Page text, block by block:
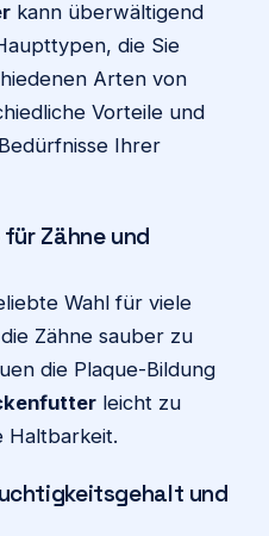
kann überwältigend
die Sie
Arten von
Vorteile und
Ihrer
Zähne und
Wahl für viele
Zähne sauber zu
die Plaque-Bildung
leicht zu
Haltbarkeit.
und